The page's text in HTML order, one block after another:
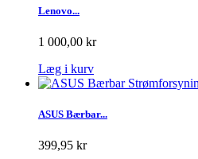
Lenovo...
1 000,00 kr
Læg i kurv
ASUS Bærbar...
399,95 kr